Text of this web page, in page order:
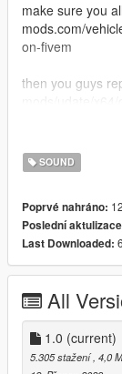
make sure you
mods.com/
on-fivem
then you guys
drag and drop
ta103ninjah2r_npc
good luck
SOUND
Poprvé nahráno:
Poslední
Last Downloaded:
All
1.0 (current)
5.305 stažení, 4,0